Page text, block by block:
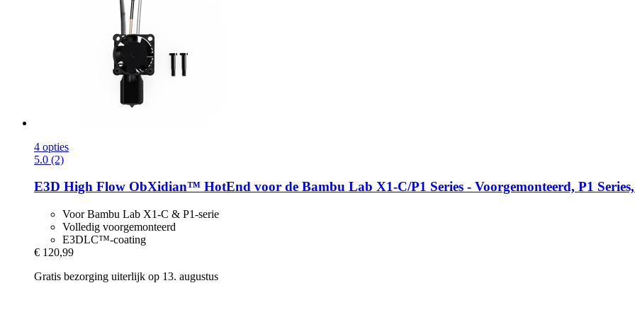
4 opties
5.0 (2)
E3D High Flow ObXidian™ HotEnd voor de Bambu Lab X1-​C/P1 Series -​ Voorgemonteerd, P1
Voor Bambu Lab X1-C & P1-serie
Volledig voorgemonteerd
E3DLC™-coating
€ 120,99
Gratis bezorging uiterlijk op 13. augustus